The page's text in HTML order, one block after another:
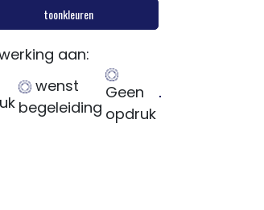
toonkleuren
aan:
wenst
begeleiding
Geen
opdruk